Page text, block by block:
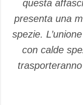
questa
presenta una
spezie.
con calde